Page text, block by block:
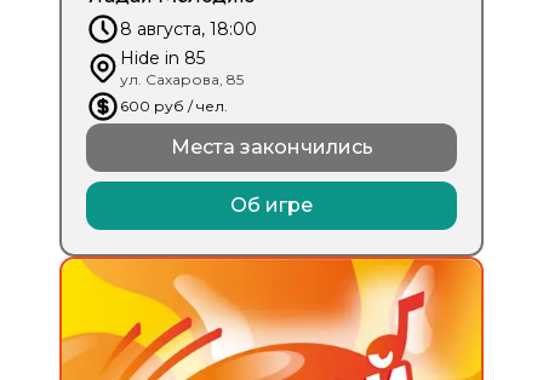
8 августа, 18:00
Hide in 85
ул. Сахарова, 85
600 руб / чел.
Места закончились
Об игре